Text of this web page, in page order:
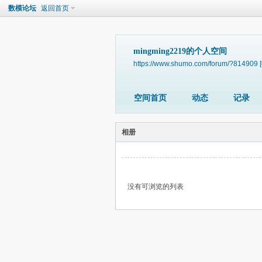
数模论坛 返回首页
mingming2219的个人空间
https://www.shumo.com/forum/?814909
空间首页 动态 记录
相册
没有可浏览的列表